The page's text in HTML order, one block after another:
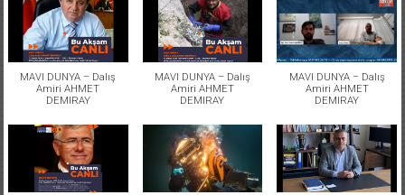
MAVI DUNYA – Dalış
Amiri AHMET
DEMIRAY
MAVI DUNYA – Dalış
Amiri AHMET
DEMIRAY
MAVI DUNYA – Dalış
Amiri AHMET
DEMIRAY